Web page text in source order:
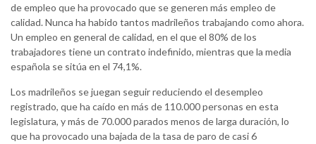
de empleo que ha provocado que se generen más empleo de
calidad. Nunca ha habido tantos madrileños trabajando como ahora.
Un empleo en general de calidad, en el que el 80% de los
trabajadores tiene un contrato indefinido, mientras que la media
española se sitúa en el 74,1%.
Los madrileños se juegan seguir reduciendo el desempleo
registrado, que ha caído en más de 110.000 personas en esta
legislatura, y más de 70.000 parados menos de larga duración, lo
que ha provocado una bajada de la tasa de paro de casi 6